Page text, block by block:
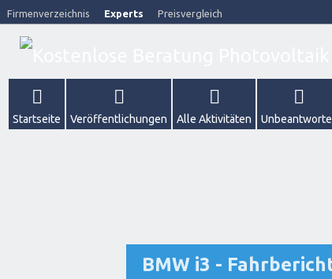
Firmenverzeichnis Experts Preisvergleich
Startseite Veröffentlichungen Alle Aktivitäten
BMW i3 -